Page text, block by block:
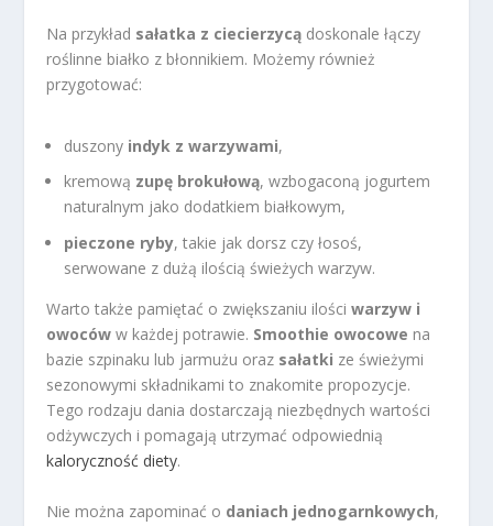
Na przykład sałatka z ciecierzycą doskonale łączy
roślinne białko z błonnikiem. Możemy również
przygotować:
duszony indyk z warzywami,
kremową zupę brokułową, wzbogaconą jogurtem
naturalnym jako dodatkiem białkowym,
pieczone ryby, takie jak dorsz czy łosoś,
serwowane z dużą ilością świeżych warzyw.
Warto także pamiętać o zwiększaniu ilościwarzyw i
owoców w każdej potrawie. Smoothie owocowe na
bazie szpinaku lub jarmużu oraz sałatki ze świeżymi
sezonowymi składnikami to znakomite propozycje.
Tego rodzaju dania dostarczają niezbędnych wartości
odżywczych i pomagają utrzymać odpowiednią
kaloryczność diety.
Nie można zapominać o daniach jednogarnkowych,